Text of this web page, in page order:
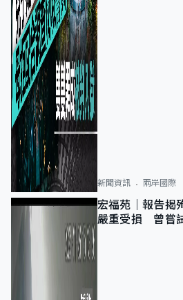
新聞資訊 兩岸國際
宏福苑｜報告揭
嚴重受損 曾嘗